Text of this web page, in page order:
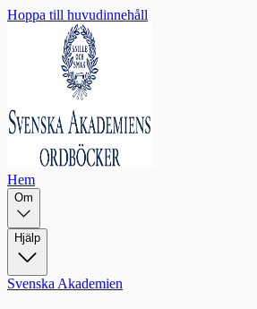
Hoppa till huvudinnehåll
Hem
Om
Hjälp
Svenska Akademien